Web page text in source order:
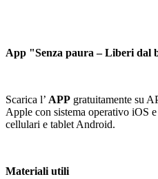
App "Senza paura – Liberi dal
Scarica l’ APP gratuitamente su
Apple con sistema operativo iOS
cellulari e tablet Android.
Materiali utili